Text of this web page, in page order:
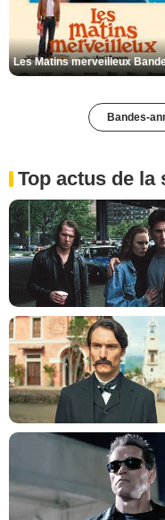
Bandes-
Top actus de la